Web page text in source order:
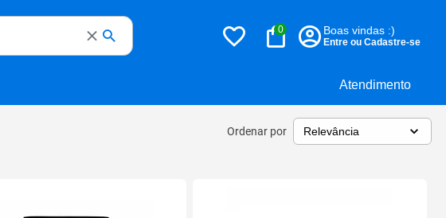
Atendimento
0 Boas vindas :)
Entre ou Cadastre-se
Ordenar por